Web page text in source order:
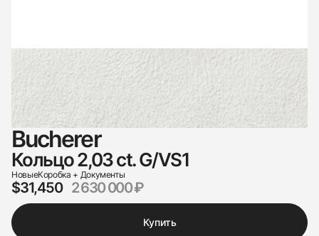
Bucherer
Кольцо 2,03 ct. G/VS1
НовыеКоробка + Документы
$31,450 2 630 000 ₽
Купить